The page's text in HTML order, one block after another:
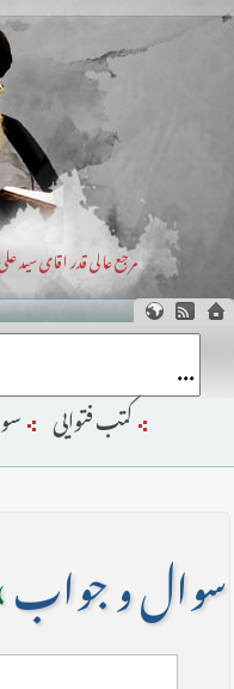
مرجع عالی قدر اقای سید
کتب فتوایی
سوال و جواب